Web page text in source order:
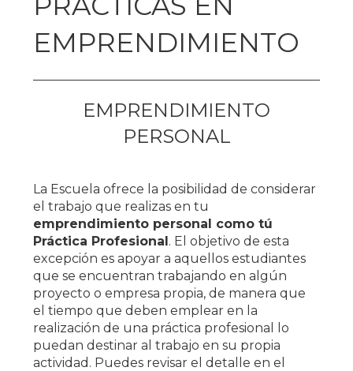
EMPRENDIMIENTO
EMPRENDIMIENTO
PERSONAL
La Escuela ofrece la posibilidad de considerar
el trabajo que realizas en tu
emprendimiento personal como tú
Práctica Profesional. El objetivo de esta
excepción es apoyar a aquellos estudiantes
que se encuentran trabajando en algún
proyecto o empresa propia, de manera que
el tiempo que deben emplear en la
realización de una práctica profesional lo
puedan destinar al trabajo en su propia
actividad. Puedes revisar el detalle en el